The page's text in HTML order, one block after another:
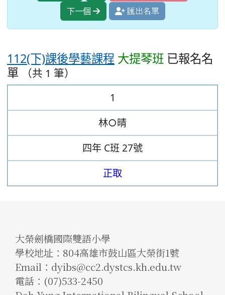
下一個
匯出名單
112(下)課後學藝課程 大提琴班 已報名名
單
（共 1 筆）
1
林○晴
四年 C班 27號
正取
大榮劍橋國際雙語小學
學校地址：804高雄市鼓山區大榮街1號
Email：dyibs@cc2.dystcs.kh.edu.tw
電話：(07)533-2450